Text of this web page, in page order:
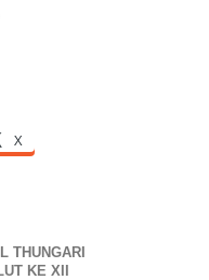
X
THUNGARI
KE XII